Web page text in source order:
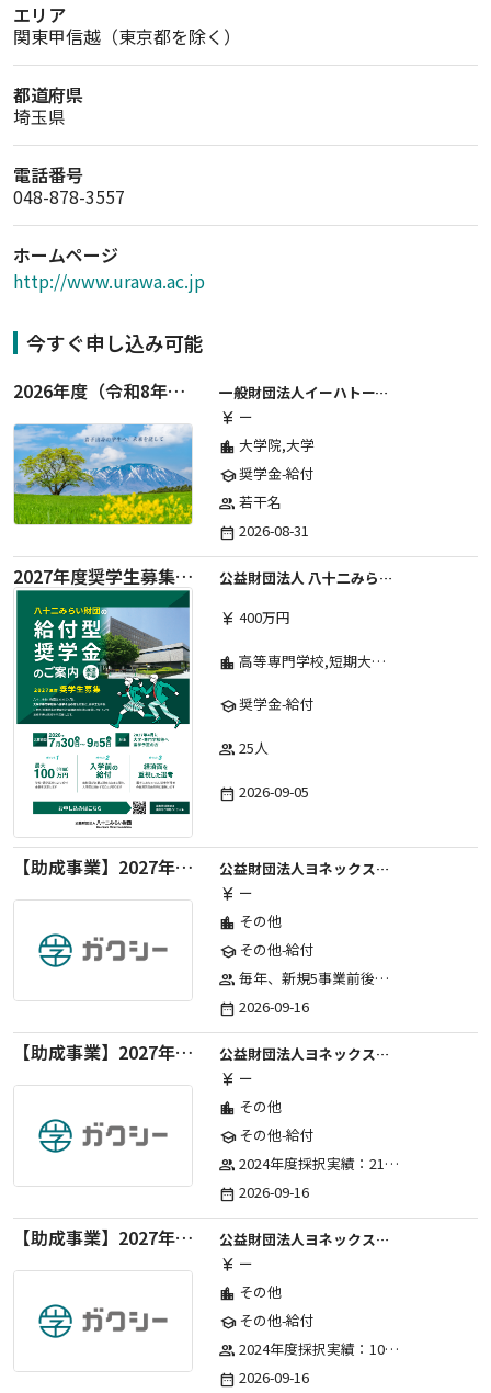
エリア
関東甲信越（東京都を除く）
都道府県
埼玉県
電話番号
048-878-3557
ホームページ
http://www.urawa.ac.jp
今すぐ申し込み可能
2026年度（令和8年度）第２期 一般財団法人イーハトーブ育英会奨学生募集（給付型） 日本国内及び海外の大学・大学院に自宅外通学をする学生に生活費の一部(家賃半額相当)を給付【岩手県が本籍地の大学生または大学院生対象】
一般財団法人イーハトーブ育英会
currency_yen ー
location_city 大学院,大学
school奨学金-給付
group 若干名
date_range 2026-08-31
2027年度奨学生募集要項
公益財団法人 八十二みらい財団
currency_yen 400万円
location_city 高等専門学校,短期大学,専修学校,大学
school奨学金-給付
group 25人
date_range 2026-09-05
【助成事業】2027年度中学校部活動の地域展開推進に関する助成金
公益財団法人ヨネックススポーツ振興財団
currency_yen ー
location_city その他
schoolその他-給付
group 毎年、新規5事業前後への助成金交付を予定とし、初年度5事業、2年目合計10事業前後、3年目合計15事業前後、4年目以降は15事業前後にて実施する。 2025年度採択実績：5事業、2026年度採択実績：5事業
date_range 2026-09-16
【助成事業】2027年度（通年）国際交流普及事業に関する助成金
公益財団法人ヨネックススポーツ振興財団
currency_yen ー
location_city その他
schoolその他-給付
group 2024年度採択実績：21事業（前期11・後期10）、2025年度採択実績：30事業（前期15・後期15）、2026年度採択実績：40事業 ※2026年度より、前期・後期の区分を廃止し、年1回の申請受付となりました。
date_range 2026-09-16
【助成事業】2027年度（通年）ジュニアスポーツ振興に関する助成金
公益財団法人ヨネックススポーツ振興財団
currency_yen ー
location_city その他
schoolその他-給付
group 2024年度採択実績：107事業（前期45・後期62）、2025年度採択実績：103事業（前期48・後期55）、2026年度採択実績：97事業 ※2026年度より、前期・後期の区分を廃止し、年1回の申請受付となりました。
date_range 2026-09-16